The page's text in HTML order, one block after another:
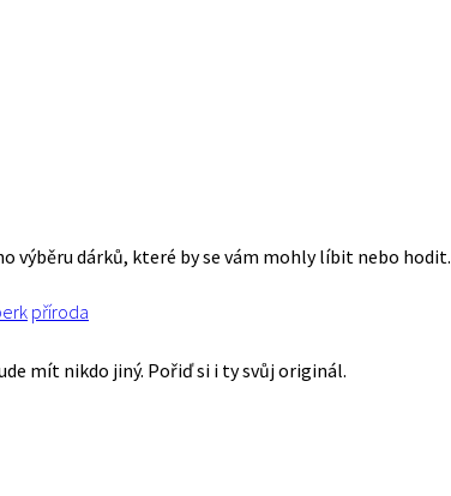
výběru dárků, které by se vám mohly líbit nebo hodit.
příroda
mít nikdo jiný. Pořiď si i ty svůj originál.